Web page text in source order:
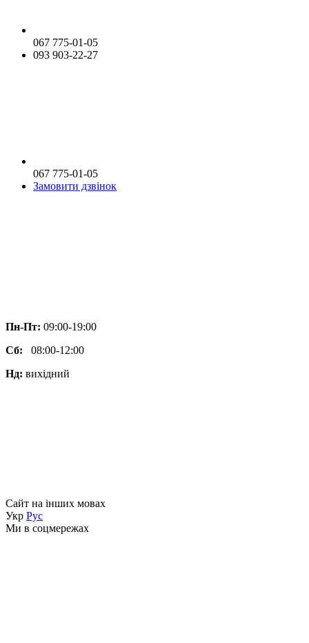
067 775-01-05
093 903-22-27
067 775-01-05
Замовити дзвінок
Пн-Пт: 09:00-19:00
Сб: 08:00-12:00
Нд: вихідний
Сайт на інших мовах
Укр Рус
Ми в соцмережах